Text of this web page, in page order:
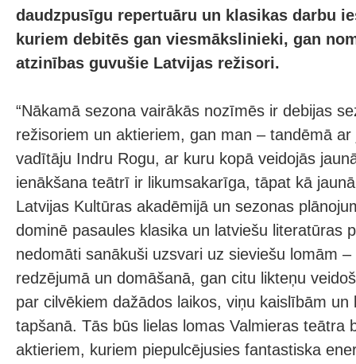
daudzpusīgu repertuāru un klasikas darbu
kuriem debitēs gan viesmākslinieki, gan
atzinības guvušie Latvijas režisori.
“Nākamā sezona vairākās nozīmēs ir debijas
režisoriem un aktieriem, gan man – tandēmā
vadītāju Indru Rogu, ar kuru kopā veidojās
ienākšana teātrī ir likumsakarīga, tāpat kā
Latvijas Kultūras akadēmijā un sezonas
dominē pasaules klasika un latviešu literatūras
nedomāti sanākuši uzsvari uz sieviešu lomām
redzējumā un domāšanā, gan citu likteņu
par cilvēkiem dažādos laikos, viņu kaislībām un
tapšanā. Tās būs lielas lomas Valmieras teātra
aktieriem, kuriem piepulcējusies fantastiska